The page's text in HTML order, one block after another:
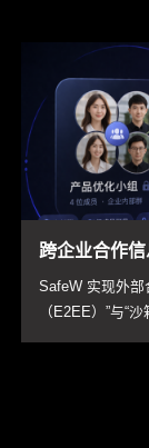
跨企业合作
部合作伙伴
SafeW 实现外部
（E2EE）”与“